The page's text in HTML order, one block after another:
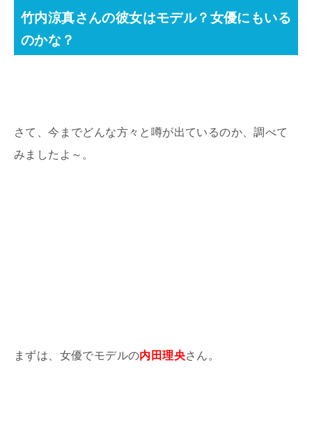
竹内涼真さんの彼女はモデル？女優にもいる
のかな？
さて、今までどんな方々と噂が出ているのか、調べて
みましたよ～。
まずは、女優でモデルの内田理央さん。